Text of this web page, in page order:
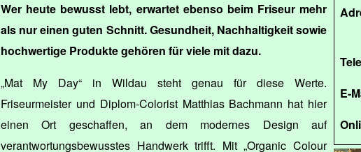
E-
Wer heute bewusst lebt, erwartet ebenso beim Friseur mehr
als nur einen guten Schnitt. Gesundheit, Nachhaltigkeit sowie
hochwertige Produkte gehören für viele mit dazu.
„Mat My Day“ in Wildau steht genau für diese Werte.
Friseurmeister und Diplom-Colorist Matthias Bachmann hat hier
einen Ort geschaffen, an dem modernes Design auf
verantwortungsbewusstes Handwerk trifft. Mit „Organic Colour